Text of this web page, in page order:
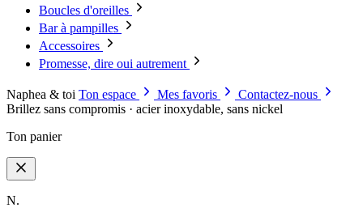
Boucles d'oreilles
Bar à pampilles
Accessoires
Promesse, dire oui autrement
Naphea & toi Ton espace Mes favoris
Contactez-nous
Brillez sans compromis · acier inoxydable, sans nickel
Ton panier
N.